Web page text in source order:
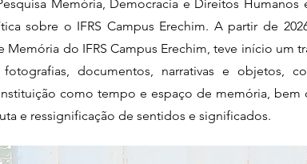
Memória, Democracia e Direitos Humanos
sobre o IFRS Campus Erechim. A partir de
Memória do IFRS Campus Erechim, teve início um
fotografias, documentos, narrativas e objetos,
como tempo e espaço de memória, bem
e ressignificação de sentidos e significados.